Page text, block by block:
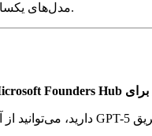
مدل‌های یکسان، هزینه‌های توکن یکسان. تفاوت در آنچه در اطراف آن‌ها وجود دارد است.